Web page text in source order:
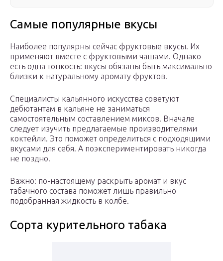
Самые популярные вкусы
Наиболее популярны сейчас фруктовые вкусы. Их
применяют вместе с фруктовыми чашами. Однако
есть одна тонкость: вкусы обязаны быть максимально
близки к натуральному аромату фруктов.
Специалисты кальянного искусства советуют
дебютантам в кальяне не заниматься
самостоятельным составлением миксов. Вначале
следует изучить предлагаемые производителями
коктейли. Это поможет определиться с подходящими
вкусами для себя. А поэкспериментировать никогда
не поздно.
Важно: по-настоящему раскрыть аромат и вкус
табачного состава поможет лишь правильно
подобранная жидкость в колбе.
Сорта курительного табака